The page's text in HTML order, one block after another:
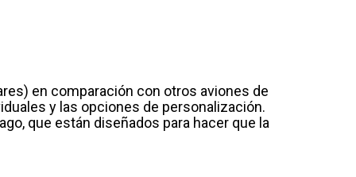
en comparación con otros aviones de
y las opciones de personalización.
que están diseñados para hacer que la